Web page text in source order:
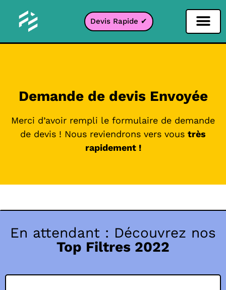
Devis Rapide ✔
Demande de devis Envoyée
Merci d’avoir rempli le formulaire de demande
de devis ! Nous reviendrons vers vous très
rapidement !
En attendant : Découvrez nos
Top Filtres 2022